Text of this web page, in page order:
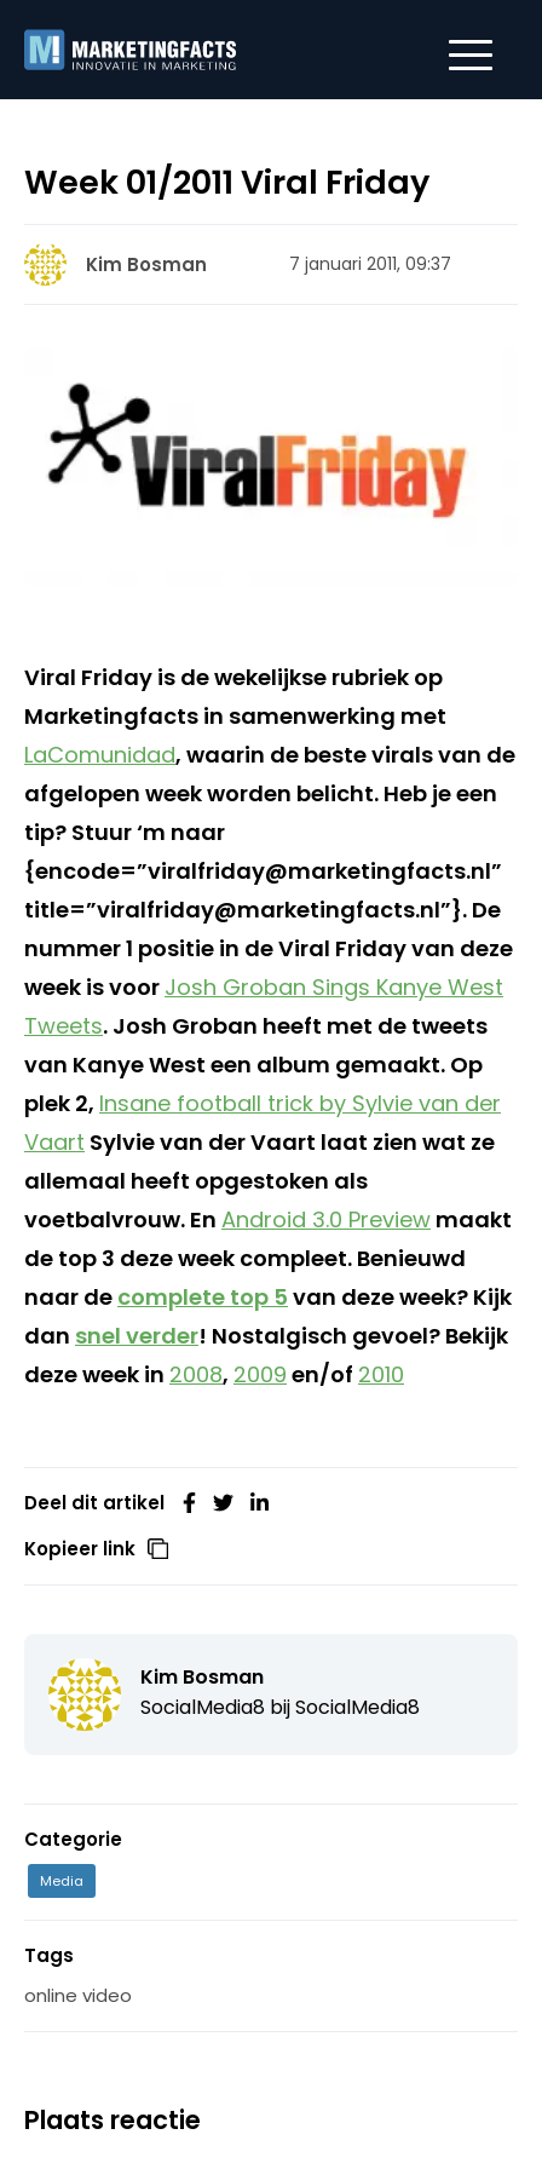
Week 01/2011 Viral Friday
Kim Bosman 7 januari 2011, 09:37
Viral Friday is de wekelijkse rubriek op
Marketingfacts in samenwerking met
LaComunidad, waarin de beste virals van de
afgelopen week worden belicht. Heb je een
tip? Stuur ‘m naar
{encode=”viralfriday@marketingfacts.nl”
title=”viralfriday@marketingfacts.nl”}. De
nummer 1 positie in de Viral Friday van deze
week is voor Josh Groban Sings Kanye West
Tweets. Josh Groban heeft met de tweets
van Kanye West een album gemaakt. Op
plek 2, Insane football trick by Sylvie van der
Vaart Sylvie van der Vaart laat zien wat ze
allemaal heeft opgestoken als
voetbalvrouw. En Android 3.0 Preview maakt
de top 3 deze week compleet. Benieuwd
naar de complete top 5 van deze week? Kijk
dan snel verder! Nostalgisch gevoel? Bekijk
deze week in 2008, 2009 en/of 2010
Deel dit artikel
Kopieer link
Kim Bosman
SocialMedia8 bijSocialMedia8
Categorie
Media
Tags
online video
Plaats reactie